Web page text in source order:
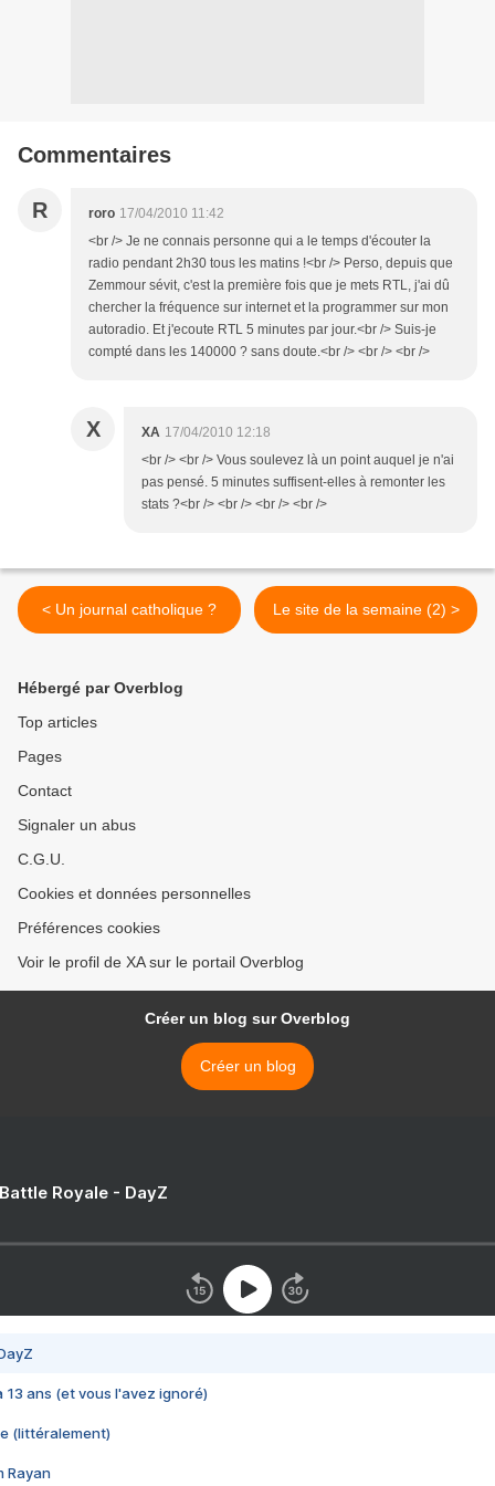
Commentaires
R roro 17/04/2010 11:42
<br /> Je ne connais personne qui a le temps d'écouter la
radio pendant 2h30 tous les matins !<br /> Perso, depuis que
Zemmour sévit, c'est la première fois que je mets RTL, j'ai dû
chercher la fréquence sur internet et la programmer sur mon
autoradio. Et j'ecoute RTL 5 minutes par jour.<br /> Suis-je
compté dans les 140000 ? sans doute.<br /> <br /> <br />
X XA 17/04/2010 12:18
<br /> <br /> Vous soulevez là un point auquel je n'ai
pas pensé. 5 minutes suffisent-elles à remonter les
stats ?<br /> <br /> <br /> <br />
< Un journal catholique ? Le site de la semaine (2) >
Hébergé par Overblog
Top articles
Pages
Contact
Signaler un abus
C.G.U.
Cookies et données personnelles
Préférences cookies
Voir le profil de XA sur le portail Overblog
Créer un blog sur Overblog
Créer un blog
Royale - DayZ
13 ans (et vous l'avez ignoré)
(littéralement)
Rayan